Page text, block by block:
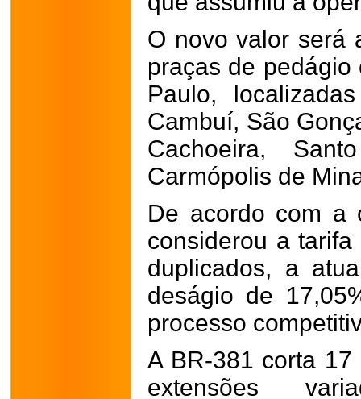
O novo valor será
praças de
Paulo,
Cambuí, São
Cachoeira,
Carmópolis de
De acordo com a
considerou a
duplicados, a
deságio de
processo
A BR-381 corta
extensões